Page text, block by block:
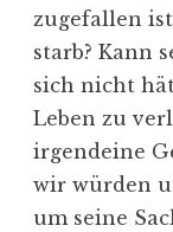
zugefallen
starb? Kann
sich nicht
Leben zu
irgendeine
wir würden
um seine